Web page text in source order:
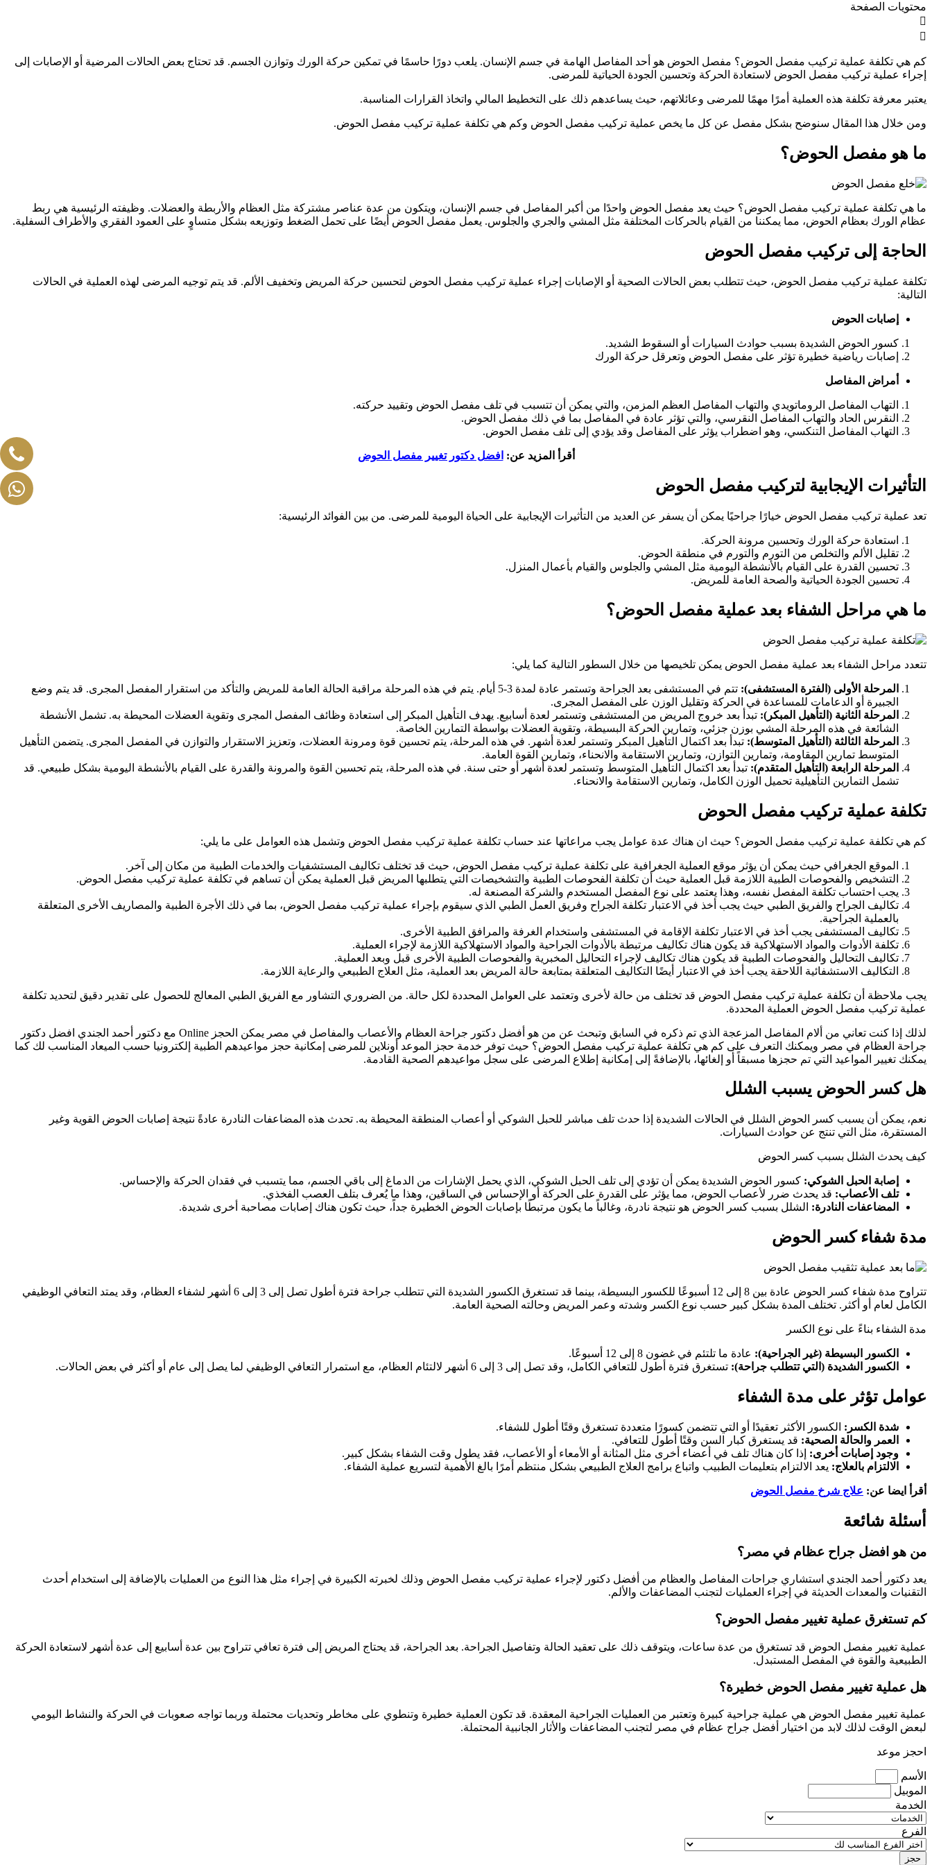
محتويات الصفحة
كم هي تكلفة عملية تركيب مفصل الحوض؟ مفصل الحوض هو أحد المفاصل الهامة في جسم الإنسان. يلعب دورًا حاسمًا في تمكين حركة الورك وتوازن الجسم. قد تحتاج بعض الحالات المرضية أو الإصابات إلى
إجراء عملية تركيب مفصل الحوض لاستعادة الحركة وتحسين الجودة الحياتية للمرضى.
يعتبر معرفة تكلفة هذه العملية أمرًا مهمًا للمرضى وعائلاتهم، حيث يساعدهم ذلك على التخطيط المالي واتخاذ القرارات المناسبة.
ومن خلال هذا المقال سنوضح بشكل مفصل عن كل ما يخص عملية تركيب مفصل الحوض وكم هي تكلفة عملية تركيب مفصل الحوض.
ما هو مفصل الحوض؟
ما هي تكلفة عملية تركيب مفصل الحوض؟ حيث يعد مفصل الحوض واحدًا من أكبر المفاصل في جسم الإنسان، ويتكون من عدة عناصر مشتركة مثل العظام والأربطة والعضلات. وظيفته الرئيسية هي ربط
عظام الورك بعظام الحوض، مما يمكننا من القيام بالحركات المختلفة مثل المشي والجري والجلوس. يعمل مفصل الحوض أيضًا على تحمل الضغط وتوزيعه بشكل متساوٍ على العمود الفقري والأطراف السفلية.
الحاجة إلى تركيب مفصل الحوض
تكلفة عملية تركيب مفصل الحوض، حيث تتطلب بعض الحالات الصحية أو الإصابات إجراء عملية تركيب مفصل الحوض لتحسين حركة المريض وتخفيف الألم. قد يتم توجيه المرضى لهذه العملية في الحالات
التالية:
إصابات الحوض
كسور الحوض الشديدة بسبب حوادث السيارات أو السقوط الشديد.
إصابات رياضية خطيرة تؤثر على مفصل الحوض وتعرقل حركة الورك
أمراض المفاصل
التهاب المفاصل الروماتويدي والتهاب المفاصل العظم المزمن، والتي يمكن أن تتسبب في تلف مفصل الحوض وتقييد حركته.
النقرس الحاد والتهاب المفاصل النقرسي، والتي تؤثر عادة في المفاصل بما في ذلك مفصل الحوض.
التهاب المفاصل التنكسي، وهو اضطراب يؤثر على المفاصل وقد يؤدي إلى تلف مفصل الحوض.
أقرأ المزيد عن: افضل دكتور تغيير مفصل الحوض
التأثيرات الإيجابية لتركيب مفصل الحوض
تعد عملية تركيب مفصل الحوض خيارًا جراحيًا يمكن أن يسفر عن العديد من التأثيرات الإيجابية على الحياة اليومية للمرضى. من بين الفوائد الرئيسية:
استعادة حركة الورك وتحسين مرونة الحركة.
تقليل الألم والتخلص من التورم والتورم في منطقة الحوض.
تحسين القدرة على القيام بالأنشطة اليومية مثل المشي والجلوس والقيام بأعمال المنزل.
تحسين الجودة الحياتية والصحة العامة للمريض.
ما هي مراحل الشفاء بعد عملية مفصل الحوض؟
تتعدد مراحل الشفاء بعد عملية مفصل الحوض يمكن تلخيصها من خلال السطور التالية كما يلي:
المرحلة الأولى (الفترة المستشفى):
تتم في المستشفى بعد الجراحة وتستمر عادة لمدة 3-5 أيام. يتم في هذه المرحلة مراقبة الحالة العامة للمريض والتأكد من استقرار المفصل المجرى. قد يتم وضع
الجبيرة أو الدعامات للمساعدة في الحركة وتقليل الوزن على المفصل المجرى.
المرحلة الثانية (التأهيل المبكر): تبدأ بعد خروج المريض من المستشفى وتستمر لعدة أسابيع. يهدف التأهيل المبكر إلى استعادة وظائف المفصل المجرى وتقوية العضلات المحيطة به. تشمل الأنشطة
الشائعة في هذه المرحلة المشي بوزن جزئي، وتمارين الحركة البسيطة، وتقوية العضلات بواسطة التمارين الخاصة.
المرحلة الثالثة (التأهيل المتوسط): تبدأ بعد اكتمال التأهيل المبكر وتستمر لعدة أشهر. في هذه المرحلة، يتم تحسين قوة ومرونة العضلات، وتعزيز الاستقرار والتوازن في المفصل المجرى. يتضمن التأهيل
المتوسط تمارين المقاومة، وتمارين التوازن، وتمارين الاستقامة والانحناء، وتمارين القوة العامة.
المرحلة الرابعة (التأهيل المتقدم): تبدأ بعد اكتمال التأهيل المتوسط وتستمر لعدة أشهر أو حتى سنة. في هذه المرحلة، يتم تحسين القوة والمرونة والقدرة على القيام بالأنشطة اليومية بشكل طبيعي. قد
تشمل التمارين التأهيلية تحميل الوزن الكامل، وتمارين الاستقامة والانحناء.
تكلفة عملية تركيب مفصل الحوض
كم هي تكلفة عملية تركيب مفصل الحوض؟ حيث ان هناك عدة عوامل يجب مراعاتها عند حساب تكلفة عملية تركيب مفصل الحوض وتشمل هذه العوامل على ما يلي:
الموقع الجغرافي حيث يمكن أن يؤثر موقع العملية الجغرافية على تكلفة عملية تركيب مفصل الحوض، حيث قد تختلف تكاليف المستشفيات والخدمات الطبية من مكان إلى آخر.
التشخيص والفحوصات الطبية اللازمة قبل العملية حيث أن تكلفة الفحوصات الطبية والتشخيصات التي يتطلبها المريض قبل العملية يمكن أن تساهم في تكلفة عملية تركيب مفصل الحوض.
يجب احتساب تكلفة المفصل نفسه، وهذا يعتمد على نوع المفصل المستخدم والشركة المصنعة له.
تكاليف الجراح والفريق الطبي حيث يجب أخذ في الاعتبار تكلفة الجراح وفريق العمل الطبي الذي سيقوم بإجراء عملية تركيب مفصل الحوض، بما في ذلك الأجرة الطبية والمصاريف الأخرى المتعلقة
بالعملية الجراحية.
تكاليف المستشفى يجب أخذ في الاعتبار تكلفة الإقامة في المستشفى واستخدام الغرفة والمرافق الطبية الأخرى.
تكلفة الأدوات والمواد الاستهلاكية قد يكون هناك تكاليف مرتبطة بالأدوات الجراحية والمواد الاستهلاكية اللازمة لإجراء العملية.
تكاليف التحاليل والفحوصات الطبية قد يكون هناك تكاليف لإجراء التحاليل المخبرية والفحوصات الطبية الأخرى قبل وبعد العملية.
التكاليف الاستشفائية اللاحقة يجب أخذ في الاعتبار أيضًا التكاليف المتعلقة بمتابعة حالة المريض بعد العملية، مثل العلاج الطبيعي والرعاية اللازمة.
يجب ملاحظة أن تكلفة عملية تركيب مفصل الحوض قد تختلف من حالة لأخرى وتعتمد على العوامل المحددة لكل حالة. من الضروري التشاور مع الفريق الطبي المعالج للحصول على تقدير دقيق لتحديد تكلفة
عملية تركيب مفصل الحوض العملية المحددة.
لذلك إذا كنت تعاني من ألام المفاصل المزعجة الذي تم ذكره في السابق وتبحث عن من هو أفضل دكتور جراحة العظام والأعصاب والمفاصل في مصر يمكن الحجز Online مع دكتور أحمد الجندي افضل دكتور
جراحة العظام في مصر ويمكنك التعرف على كم هي تكلفة عملية تركيب مفصل الحوض؟ حيث توفر خدمة حجز الموعد أونلاين للمرضى إمكانية حجز مواعيدهم الطبية إلكترونيا حسب الميعاد المناسب لك كما
يمكنك تغيير المواعيد التي تم حجزها مسبقاً أو إلغائها، بالإضافةً إلى إمكانية إطلاع المرضى على سجل مواعيدهم الصحية القادمة.
هل كسر الحوض يسبب الشلل
نعم، يمكن أن يسبب كسر الحوض الشلل في الحالات الشديدة إذا حدث تلف مباشر للحبل الشوكي أو أعصاب المنطقة المحيطة به. تحدث هذه المضاعفات النادرة عادةً نتيجة إصابات الحوض القوية وغير
المستقرة، مثل التي تنتج عن حوادث السيارات.
كيف يحدث الشلل بسبب كسر الحوض
إصابة الحبل الشوكي: كسور الحوض الشديدة يمكن أن تؤدي إلى تلف الحبل الشوكي، الذي يحمل الإشارات من الدماغ إلى باقي الجسم، مما يتسبب في فقدان الحركة والإحساس.
تلف الأعصاب: قد يحدث ضرر لأعصاب الحوض، مما يؤثر على القدرة على الحركة أو الإحساس في الساقين، وهذا ما يُعرف بتلف العصب الفخذي.
المضاعفات النادرة: الشلل بسبب كسر الحوض هو نتيجة نادرة، وغالباً ما يكون مرتبطًا بإصابات الحوض الخطيرة جداً، حيث تكون هناك إصابات مصاحبة أخرى شديدة.
مدة شفاء كسر الحوض
تتراوح مدة شفاء كسر الحوض عادة بين 8 إلى 12 أسبوعًا للكسور البسيطة، بينما قد تستغرق الكسور الشديدة التي تتطلب جراحة فترة أطول تصل إلى 3 إلى 6 أشهر لشفاء العظام، وقد يمتد التعافي الوظيفي
الكامل لعام أو أكثر. تختلف المدة بشكل كبير حسب نوع الكسر وشدته وعمر المريض وحالته الصحية العامة.
مدة الشفاء بناءً على نوع الكسر
الكسور البسيطة (غير الجراحية): عادة ما تلتئم في غضون 8 إلى 12 أسبوعًا.
الكسور الشديدة (التي تتطلب جراحة): تستغرق فترة أطول للتعافي الكامل، وقد تصل إلى 3 إلى 6 أشهر لالتئام العظام، مع استمرار التعافي الوظيفي لما يصل إلى عام أو أكثر في بعض الحالات.
عوامل تؤثر على مدة الشفاء
شدة الكسر: الكسور الأكثر تعقيدًا أو التي تتضمن كسورًا متعددة تستغرق وقتًا أطول للشفاء.
العمر والحالة الصحية: قد يستغرق كبار السن وقتًا أطول للتعافي.
وجود إصابات أخرى: إذا كان هناك تلف في أعضاء أخرى مثل المثانة أو الأمعاء أو الأعصاب، فقد يطول وقت الشفاء بشكل كبير.
الالتزام بالعلاج: يعد الالتزام بتعليمات الطبيب واتباع برامج العلاج الطبيعي بشكل منتظم أمرًا بالغ الأهمية لتسريع عملية الشفاء.
أقرأ ايضا عن: علاج شرخ مفصل الحوض
أسئلة شائعة
من هو افضل جراح عظام في مصر؟
يعد دكتور أحمد الجندي استشاري جراحات المفاصل والعظام من أفضل دكتور لإجراء عملية تركيب مفصل الحوض وذلك لخبرته الكبيرة في إجراء مثل هذا النوع من العمليات بالإضافة إلى استخدام أحدث
التقنيات والمعدات الحديثة في إجراء العمليات لتجنب المضاعفات والألم.
كم تستغرق عملية تغيير مفصل الحوض؟
عملية تغيير مفصل الحوض قد تستغرق من عدة ساعات، ويتوقف ذلك على تعقيد الحالة وتفاصيل الجراحة. بعد الجراحة، قد يحتاج المريض إلى فترة تعافي تتراوح بين عدة أسابيع إلى عدة أشهر لاستعادة الحركة
الطبيعية والقوة في المفصل المستبدل.
هل عملية تغيير مفصل الحوض خطيرة؟
عملية تغيير مفصل الحوض هي عملية جراحية كبيرة وتعتبر من العمليات الجراحية المعقدة. قد تكون العملية خطيرة وتنطوي على مخاطر وتحديات محتملة وربما تواجه صعوبات في الحركة والنشاط اليومي
لبعض الوقت لذلك لابد من اختيار أفضل جراح عظام في مصر لتجنب المضاعفات والأثار الجانبية المحتملة.
احجز موعد
الأسم
الموبيل
الخدمة
الفرع
حجز